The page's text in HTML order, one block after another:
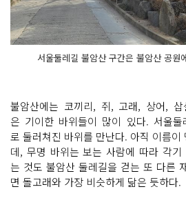
서울둘레길 불암산 구간은 불암산 공
불암산에는 코끼리, 쥐, 고래, 상어,
은 기이한 바위들이 많이 있다. 서울둘
로 둘러쳐진 바위를 만난다. 아직 이름이
데, 무명 바위는 보는 사람에 따라 각
는 것도 불암산 둘레길을 걷는 또 다른
면 돌고래와 가장 비슷하게 닮은 듯하다.